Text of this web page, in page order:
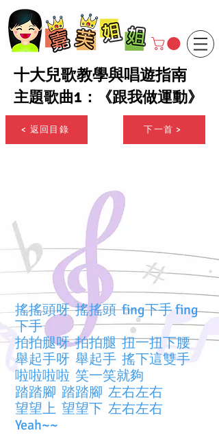
十大兒歌教學與唱遊指南
主題歌曲1：《跟我做運動》
< 返回目錄 下一首 >
搖搖頭呀 搖搖頭 fing下手 fing
下手
拍拍腿呀 拍拍腿 扭一扭下腰
舉起手呀 舉起手 搖下這雙手
啦啦啦啦 笑一笑就夠
踏踏腳 踏踏腳 左右左右
望望上 望望下 左右左右
Yeah~~